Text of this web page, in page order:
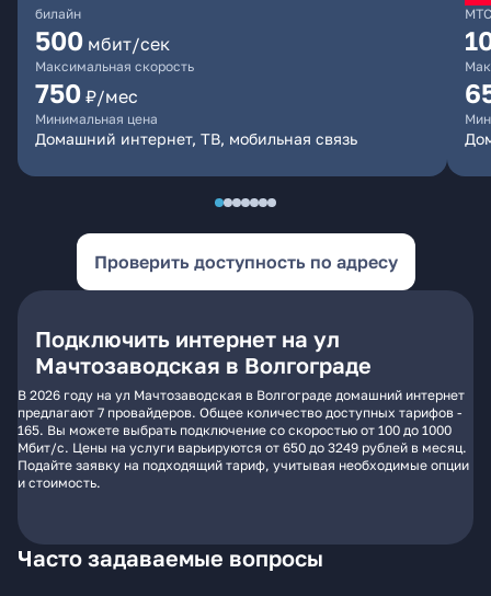
билайн
500 мбит/сек
Максимальная скорость
750 ₽/мес
Минимальная цена
Домашний интернет, ТВ, мобильная связь
МТС
Проверить доступность по адресу
Подключить интернет на ул
Мачтозаводская в Волгограде
В 2026 году на ул Мачтозаводская в Волгограде домашний интернет
предлагают 7 провайдеров. Общее количество доступных тарифов -
165. Вы можете выбрать подключение со скоростью от 100 до 1000
Мбит/с. Цены на услуги варьируются от 650 до 3249 рублей в месяц.
Подайте заявку на подходящий тариф, учитывая необходимые опции
и стоимость.
Часто задаваемые вопросы